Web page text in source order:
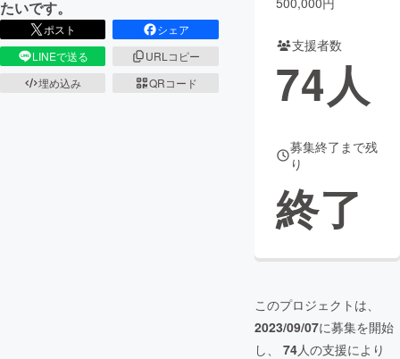
たいです。
ポスト
シェア
LINEで送る
URLコピー
埋め込み
QRコード
支援者数
74人
募集終了まで残
り
終了
このプロジェクトは、
2023/09/07に募集を開始
し、 74人の支援により